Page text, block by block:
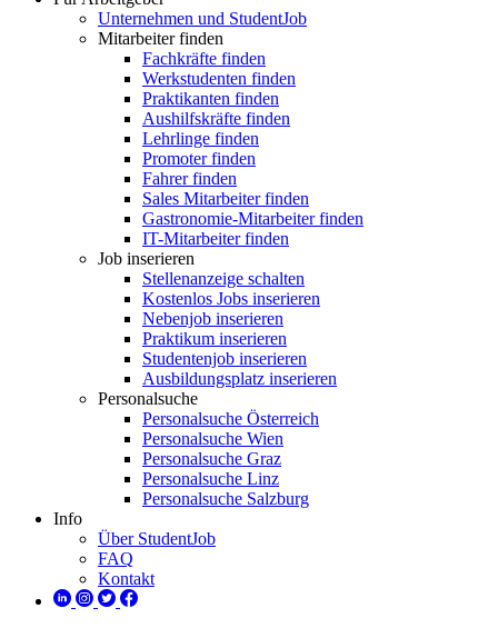
Unternehmen und StudentJob
Mitarbeiter finden
Fachkräfte finden
Werkstudenten finden
Praktikanten finden
Aushilfskräfte finden
Lehrlinge finden
Promoter finden
Fahrer finden
Sales Mitarbeiter finden
Gastronomie-Mitarbeiter finden
IT-Mitarbeiter finden
Job inserieren
Stellenanzeige schalten
Kostenlos Jobs inserieren
Nebenjob inserieren
Praktikum inserieren
Studentenjob inserieren
Ausbildungsplatz inserieren
Personalsuche
Personalsuche Österreich
Personalsuche Wien
Personalsuche Graz
Personalsuche Linz
Personalsuche Salzburg
Info
Über StudentJob
FAQ
Kontakt